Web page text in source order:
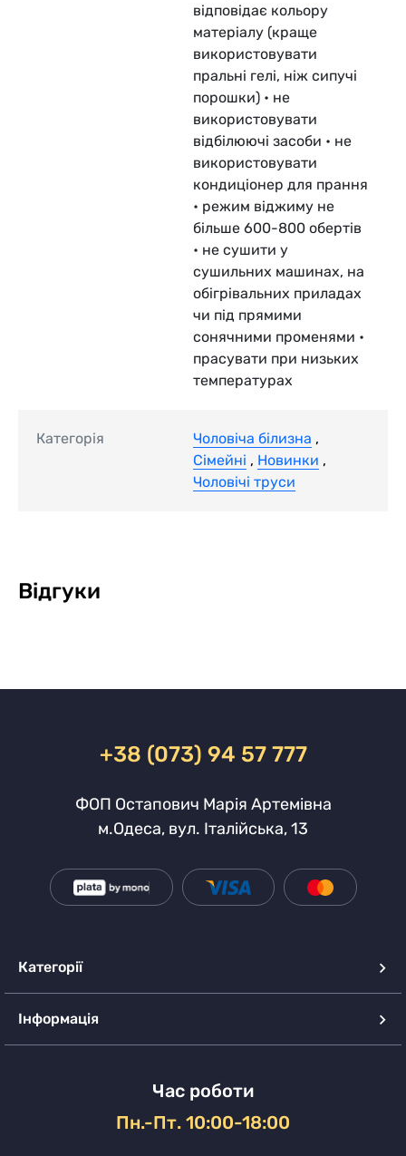
відповідає кольору
матеріалу (краще
використовувати
пральні гелі, ніж сипучі
порошки) • не
використовувати
відбілюючі засоби • не
використовувати
кондиціонер для прання
• режим віджиму не
більше 600-800 обертів
• не сушити у
сушильних машинах, на
обігрівальних приладах
чи під прямими
сонячними променями •
прасувати при низьких
температурах
Категорія Чоловіча білизна ,
Сімейні , Новинки ,
Чоловічі труси
Відгуки
+38 (073) 94 57 777
ФОП Остапович Марія Артемівна
м.Одеса, вул. Італійська, 13
Категорії
Інформація
Час роботи
Пн.-Пт. 10:00-18:00